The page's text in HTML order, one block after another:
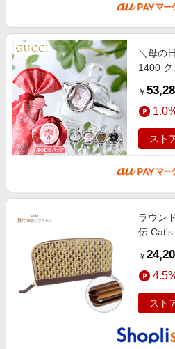
＼母の
1400 ク
スイス
￥
スト
ラウン
伝 Cat's
￥
スト